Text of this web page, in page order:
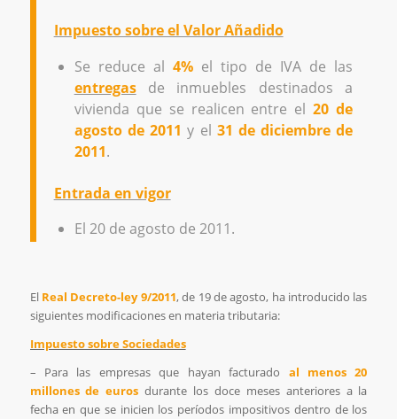
Impuesto sobre el Valor Añadido
Se reduce al 4%el tipo de IVA de las
entregasde inmuebles destinados a
vivienda que se realicen entre el20 de
agosto de 2011 y el 31 de diciembre de
2011.
Entrada en vigor
El 20 de agosto de 2011.
El Real Decreto-ley 9/2011, de 19 de agosto, ha introducido las
siguientes modificaciones en materia tributaria:
Impuesto sobre Sociedades
– Para las empresas que hayan facturado al menos 20
millones de euros durante los doce meses anteriores a la
fecha en que se inicien los períodos impositivos dentro de los